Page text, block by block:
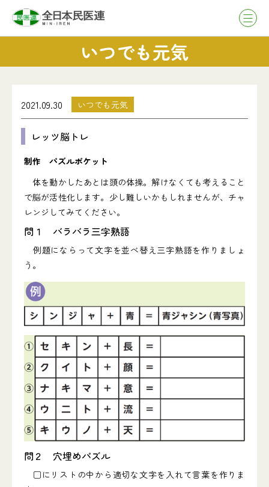
いつでも元気
2021.09.30 いつでも元気
レッツ脳トレ
制作 パズルポケット
体を動かしたあとは頭の体操。解けなくても考えること
で脳が活性化します。少し難しいかもしれませんが、チャ
レンジしてみてください。
問１ バラバラ三字熟語
例題にならって文字を並べ替え三字熟語を作りましょ
う。
問２ 穴埋めパズル
□にリストの中から適切な文字を入れて言葉を作りま